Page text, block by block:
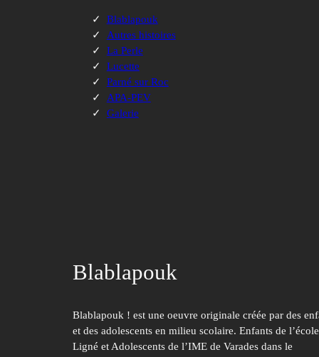
Blablapouk
Autres histoires
La Perle
Lucette
Parné sur Roc
APA-PEV
Galerie
Blablapouk
Blablapouk ! est une oeuvre originale créée par des
et des adolescents en milieu scolaire. Enfants de
Ligné et Adolescents de l’IME de Varades dans le